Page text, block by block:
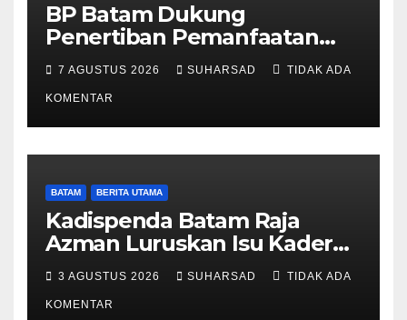
BP Batam Dukung
Penertiban Pemanfaatan
Ruang Laut Sesuai
Ketentuan Peraturan
Perundang-undangan
7 AGUSTUS 2026 SUHARSAD TIDAK ADA
KOMENTAR
BATAM BERITA UTAMA
Kadispenda Batam Raja
Azman Luruskan Isu Kader
Pajak RT/RW: Bukan Petugas
Pajak Permanen, Hanya
Pendataan untuk Digitalisasi
3 AGUSTUS 2026 SUHARSAD TIDAK ADA
KOMENTAR